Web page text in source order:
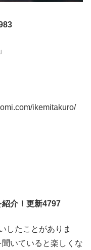
ikemitakuro/
介！更新4797
したことがありま
いていると楽しくな